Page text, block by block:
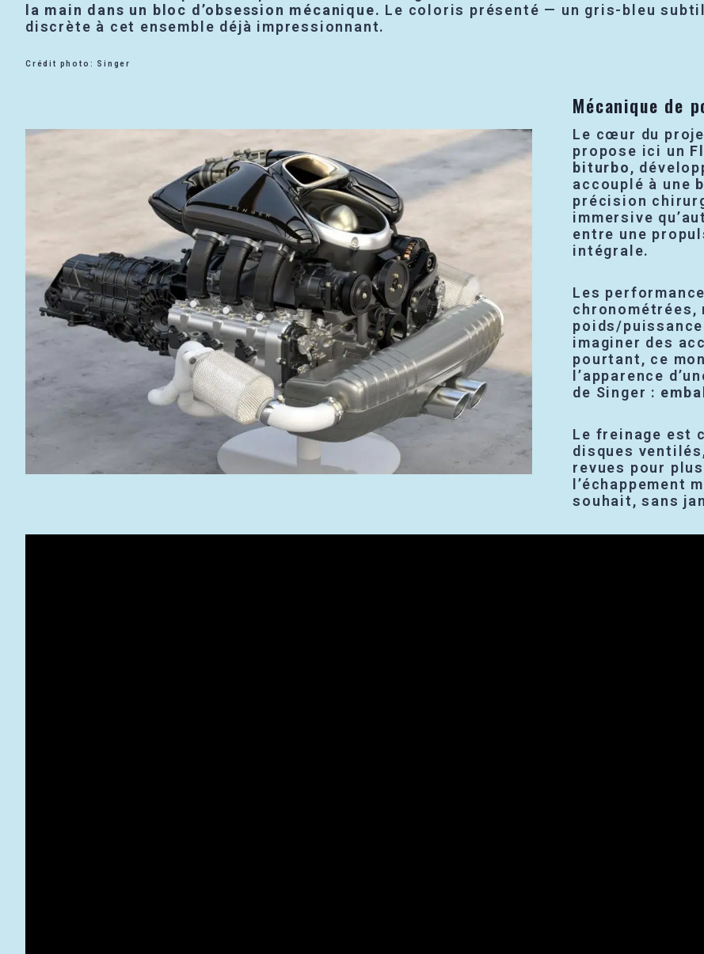
la main dans un bloc d’obsession mécanique. Le coloris présenté — un gris-bleu
discrète à cet ensemble déjà impressionnant.
Crédit photo: Singer
Mécanique de
Le cœur du
propose ici un
biturbo,
accouplé à une
précision
immersive
entre une
intégrale.
Les
chronométrées,
poids/
imaginer des
pourtant, ce
l’apparence
de Singer :
Le freinage est
disques
revues pour
l’échappement
souhait, sans